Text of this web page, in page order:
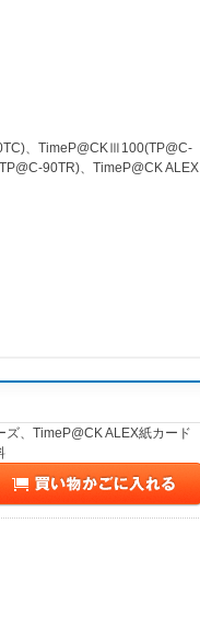
、TimeP@CKⅢ100(TP@C-
90TR)、TimeP@CK ALEX
、TimeP@CK ALEX紙カード